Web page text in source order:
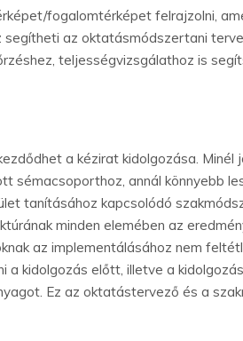
fogalomtérképet felrajzolni,
segítheti az oktatásmódszertani
teljességvizsgálathoz is
a kézirat kidolgozása. Minél
sémacsoporthoz, annál könnyebb
tanításához kapcsolódó
minden elemében az
az implementálásához nem
a kidolgozás előtt, illetve a
Ez az oktatástervező és a